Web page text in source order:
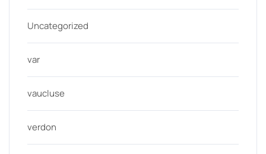
Uncategorized
var
vaucluse
verdon